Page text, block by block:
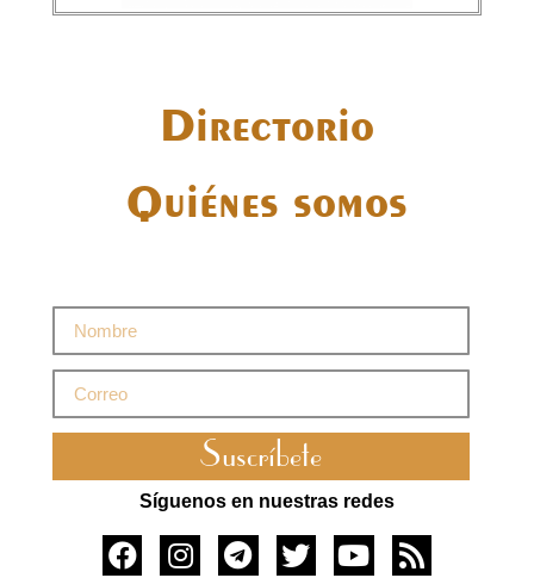
Directorio
Quiénes somos
Suscríbete
Síguenos en nuestras redes